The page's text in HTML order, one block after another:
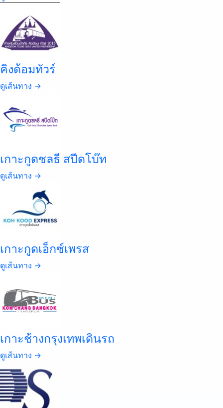
คิงด้อมทัวร์
ดูเส้นทาง →
เกาะกูดชลธี สปีดโบ๊ท
ดูเส้นทาง →
เกาะกูดเอ็กซ์เพรส
ดูเส้นทาง →
เกาะช้างกรุงเทพเดินรถ
ดูเส้นทาง →